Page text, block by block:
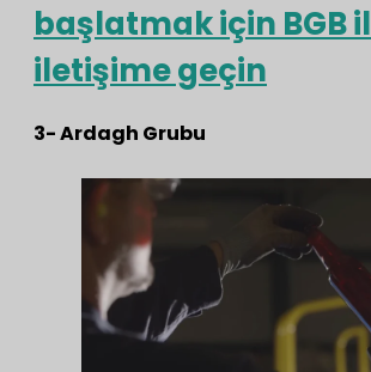
başlatmak için BGB
iletişime geçin
3- Ardagh Grubu